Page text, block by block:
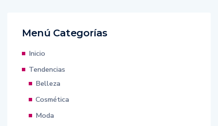
Menú Categorías
Inicio
Tendencias
Belleza
Cosmética
Moda